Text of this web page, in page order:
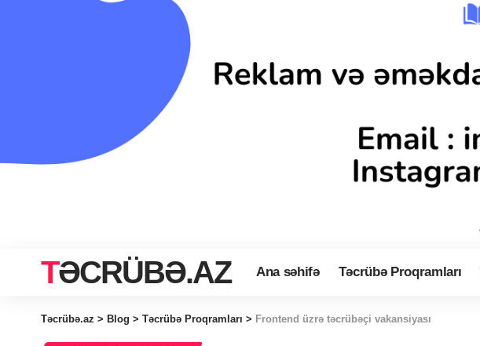
TƏCRÜBƏ.AZ Ana səhifə Təcrübə Proqramları
Təcrübə.az > Blog > Təcrübə Proqramları > Frontend üzrə təcrübəçi vakansiyası